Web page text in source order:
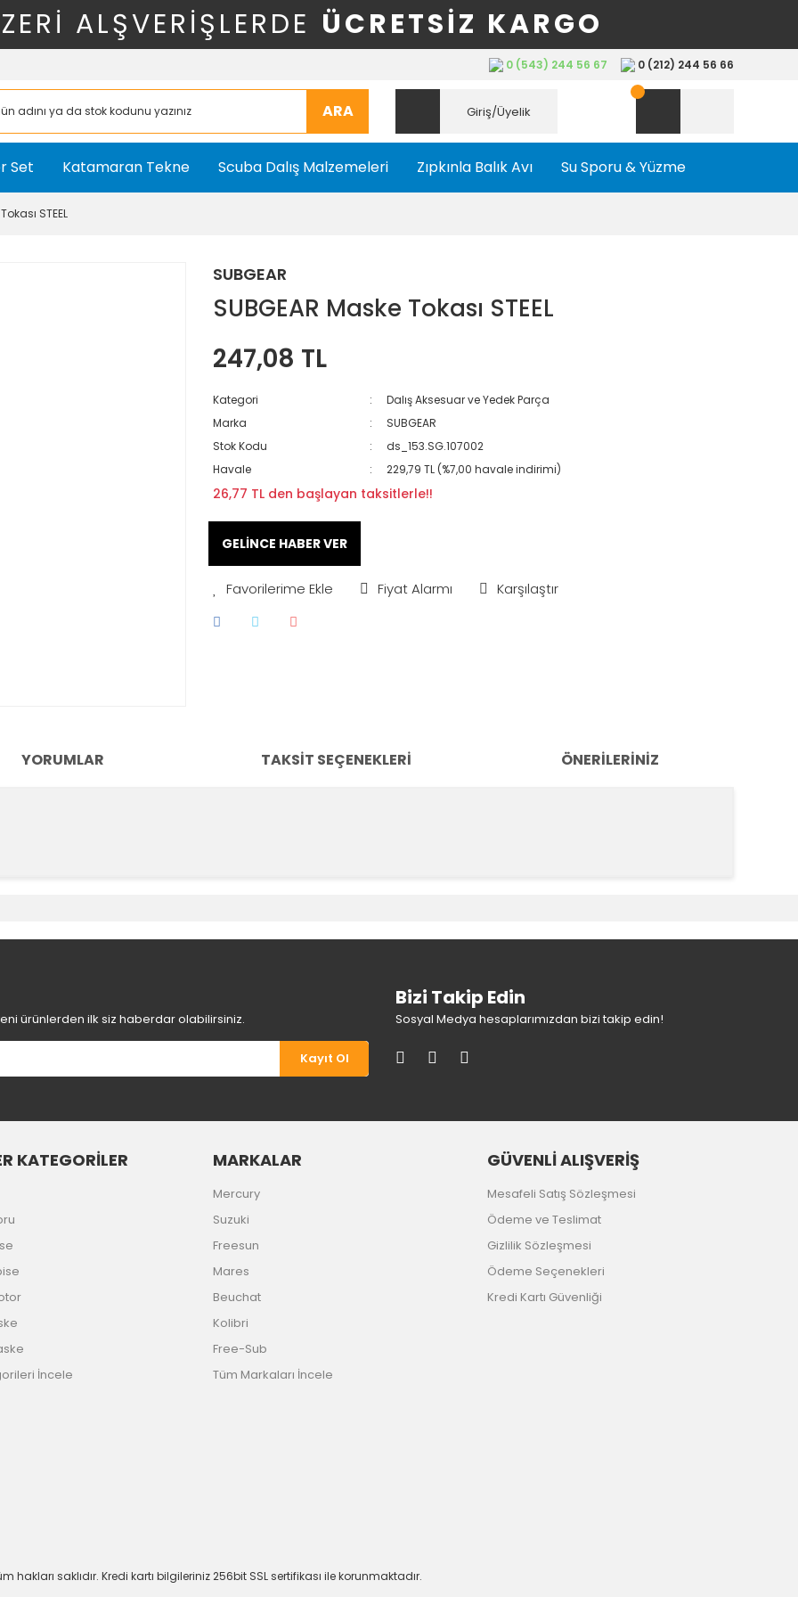
ALŞVERİŞLERDE ÜCRETSİZ KARGO
0 (543) 244 56 67 0 (212) 244 56 66
ARA Giriş/Üyelik
Set Katamaran Tekne Scuba Dalış Malzemeleri Zıpkınla Balık Avı Su Sporu & Yüzme
STEEL
SUBGEAR
SUBGEAR Maske Tokası STEEL
247,08 TL
Kategori
Dalış Aksesuar ve Yedek Parça
Marka
SUBGEAR
Stok Kodu
ds_153.SG.107002
Havale
229,79 TL (%7,00 havale indirimi)
26,77 TL den başlayan taksitlerle!!
GELİNCE HABER VER
Fiyat Alarmı Karşılaştır
YORUMLAR TAKSIT SEÇENEKLERI ÖNERILERINIZ
Gönder
ürünlerden ilk siz haberdar olabilirsiniz.
Kayıt Ol
Bizi Takip Edin
Sosyal Medya hesaplarımızdan bizi takip edin!
KATEGORİLER
İncele
MARKALAR
Mercury
Suzuki
Freesun
Mares
Beuchat
Kolibri
Free-Sub
Tüm Markaları İncele
GÜVENLİ ALIŞVERİŞ
Mesafeli Satış Sözleşmesi
Ödeme ve Teslimat
Gizlilik Sözleşmesi
Ödeme Seçenekleri
Kredi Kartı Güvenliği
hakları saklıdır. Kredi kartı bilgileriniz 256bit SSL sertifikası ile korunmaktadır.